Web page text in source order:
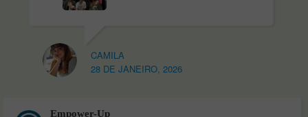
CAMILA
28 DE JANEIRO, 2026
Empower-Up